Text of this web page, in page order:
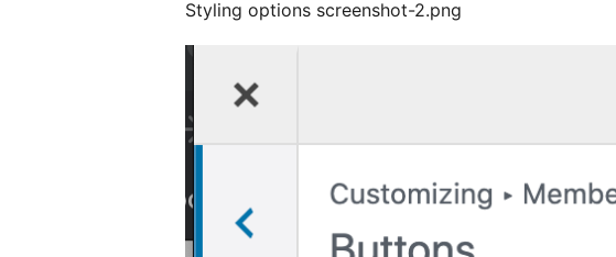
Styling options screenshot-2.png